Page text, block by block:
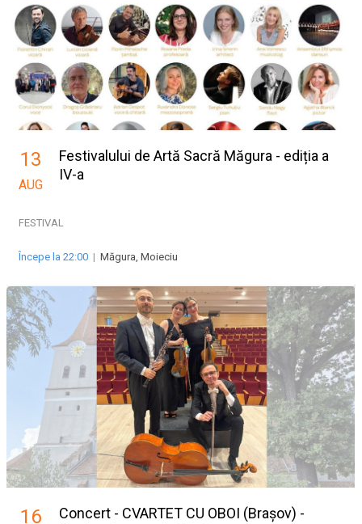
13
AUG
Festivalului de Artă Sacră Măgura - ediția a
IV-a
FESTIVAL
Începe la 22:00 | Măgura, Moieciu
16
Concert - CVARTET CU OBOI (Brașov) -